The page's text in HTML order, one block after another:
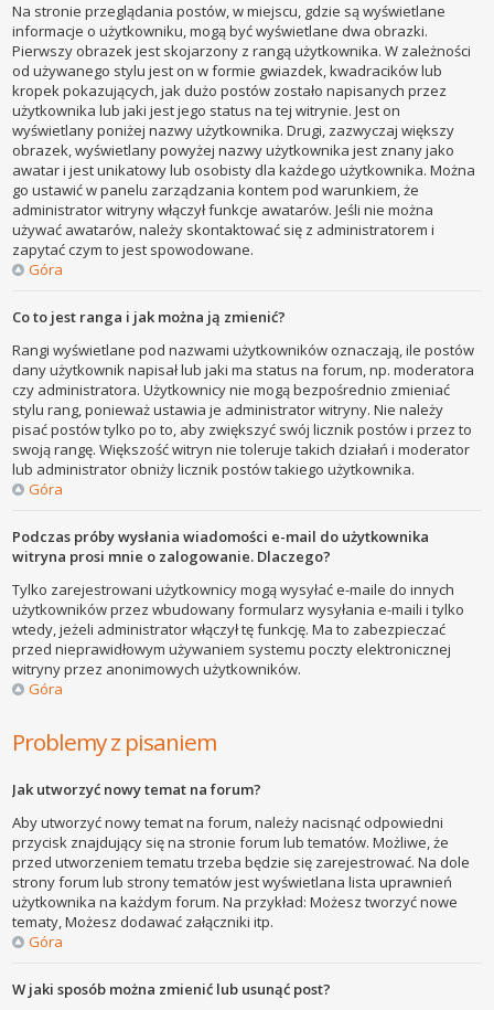
Na stronie przeglądania postów, w miejscu, gdzie są wyświetlane
informacje o użytkowniku, mogą być wyświetlane dwa obrazki.
Pierwszy obrazek jest skojarzony z rangą użytkownika. W zależności
od używanego stylu jest on w formie gwiazdek, kwadracików lub
kropek pokazujących, jak dużo postów zostało napisanych przez
użytkownika lub jaki jest jego status na tej witrynie. Jest on
wyświetlany poniżej nazwy użytkownika. Drugi, zazwyczaj większy
obrazek, wyświetlany powyżej nazwy użytkownika jest znany jako
awatar i jest unikatowy lub osobisty dla każdego użytkownika. Można
go ustawić w panelu zarządzania kontem pod warunkiem, że
administrator witryny włączył funkcje awatarów. Jeśli nie można
używać awatarów, należy skontaktować się z administratorem i
zapytać czym to jest spowodowane.
Góra
Co to jest ranga i jak można ją zmienić?
Rangi wyświetlane pod nazwami użytkowników oznaczają, ile postów
dany użytkownik napisał lub jaki ma status na forum, np. moderatora
czy administratora. Użytkownicy nie mogą bezpośrednio zmieniać
stylu rang, ponieważ ustawia je administrator witryny. Nie należy
pisać postów tylko po to, aby zwiększyć swój licznik postów i przez to
swoją rangę. Większość witryn nie toleruje takich działań i moderator
lub administrator obniży licznik postów takiego użytkownika.
Góra
Podczas próby wysłania wiadomości e-mail do użytkownika
witryna prosi mnie o zalogowanie. Dlaczego?
Tylko zarejestrowani użytkownicy mogą wysyłać e-maile do innych
użytkowników przez wbudowany formularz wysyłania e-maili i tylko
wtedy, jeżeli administrator włączył tę funkcję. Ma to zabezpieczać
przed nieprawidłowym używaniem systemu poczty elektronicznej
witryny przez anonimowych użytkowników.
Góra
Problemy z pisaniem
Jak utworzyć nowy temat na forum?
Aby utworzyć nowy temat na forum, należy nacisnąć odpowiedni
przycisk znajdujący się na stronie forum lub tematów. Możliwe, że
przed utworzeniem tematu trzeba będzie się zarejestrować. Na dole
strony forum lub strony tematów jest wyświetlana lista uprawnień
użytkownika na każdym forum. Na przykład: Możesz tworzyć nowe
tematy, Możesz dodawać załączniki itp.
Góra
W jaki sposób można zmienić lub usunąć post?